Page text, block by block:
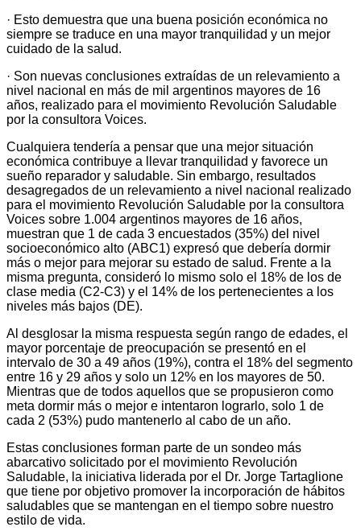
· Esto demuestra que una buena posición económica no
siempre se traduce en una mayor tranquilidad y un mejor
cuidado de la salud.
· Son nuevas conclusiones extraídas de un relevamiento a
nivel nacional en más de mil argentinos mayores de 16
años, realizado para el movimiento Revolución Saludable
por la consultora Voices.
Cualquiera tendería a pensar que una mejor situación
económica contribuye a llevar tranquilidad y favorece un
sueño reparador y saludable. Sin embargo, resultados
desagregados de un relevamiento a nivel nacional realizado
para el movimiento Revolución Saludable por la consultora
Voices sobre 1.004 argentinos mayores de 16 años,
muestran que 1 de cada 3 encuestados (35%) del nivel
socioeconómico alto (ABC1) expresó que debería dormir
más o mejor para mejorar su estado de salud. Frente a la
misma pregunta, consideró lo mismo solo el 18% de los de
clase media (C2-C3) y el 14% de los pertenecientes a los
niveles más bajos (DE).
Al desglosar la misma respuesta según rango de edades, el
mayor porcentaje de preocupación se presentó en el
intervalo de 30 a 49 años (19%), contra el 18% del segmento
entre 16 y 29 años y solo un 12% en los mayores de 50.
Mientras que de todos aquellos que se propusieron como
meta dormir más o mejor e intentaron lograrlo, solo 1 de
cada 2 (53%) pudo mantenerlo al cabo de un año.
Estas conclusiones forman parte de un sondeo más
abarcativo solicitado por el movimiento Revolución
Saludable, la iniciativa liderada por el Dr. Jorge Tartaglione
que tiene por objetivo promover la incorporación de hábitos
saludables que se mantengan en el tiempo sobre nuestro
estilo de vida.